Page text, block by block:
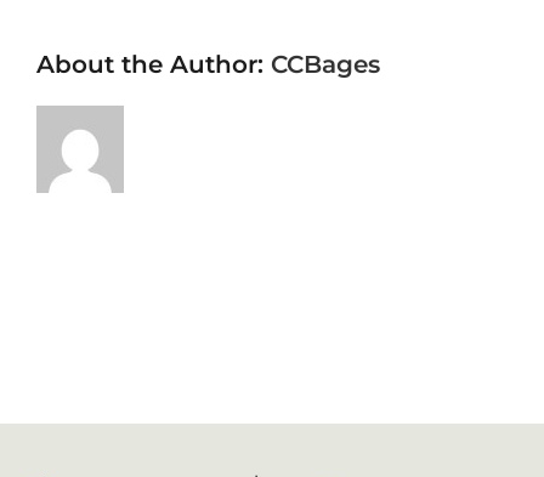
About the Author: CCBages